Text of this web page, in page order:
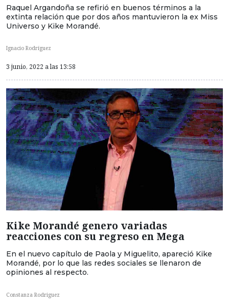
Raquel Argandoña se refirió en buenos términos a la
extinta relación que por dos años mantuvieron la ex Miss
Universo y Kike Morandé.
Ignacio Rodríguez
3 junio, 2022 a las 13:58
Kike Morandé genero variadas
reacciones con su regreso en Mega
En el nuevo capítulo de Paola y Miguelito, apareció Kike
Morandé, por lo que las redes sociales se llenaron de
opiniones al respecto.
Constanza Rodriguez